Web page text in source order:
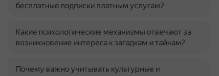
бесплатные подписки платным услугам?
Какие психологические механизмы отвечают за
возникновение интереса к загадкам и тайнам?
Почему важно учитывать культурные и